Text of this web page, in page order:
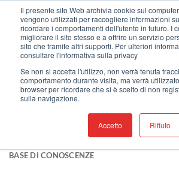
Il presente sito Web archivia cookie sul
vengono utilizzati per raccogliere informazioni
ricordare i comportamenti dell'utente in futuro. I
migliorare il sito stesso e a offrire un servizio
sito che tramite altri supporti. Per ulteriori
consultare l'informativa sulla privacy
Se non si accetta l'utilizzo, non verrà tenuta
comportamento durante visita, ma verrà
browser per ricordare che si è scelto di non
sulla navigazione.
Accetto Rifiuto
contenuti
Benvenuti nel nostro nuovo
RISORSE
CERTIFICATI E DOCUMENTI REGOLATORI
BASE DI CONOSCENZE